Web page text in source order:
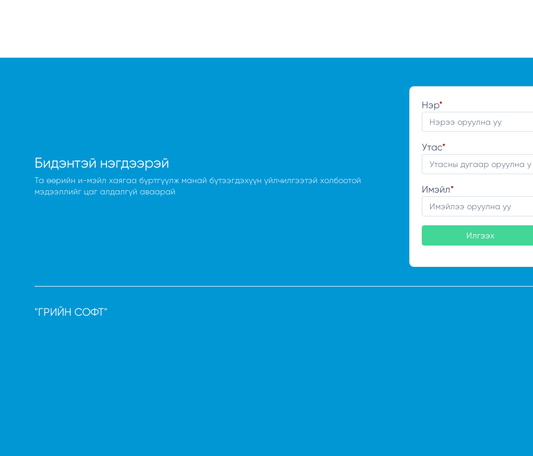
Бидэнтэй нэгдээрэй
Та өөрийн и-мэйл хаягаа бүртгүүлж манай бүтээгдэхүүн үйлчилгээтэй холбоотой
мэдээллийг цаг алдалгүй аваарай
Нэр*
Утас*
Имэйл*
Илгээх
"ГРИЙН СОФТ"